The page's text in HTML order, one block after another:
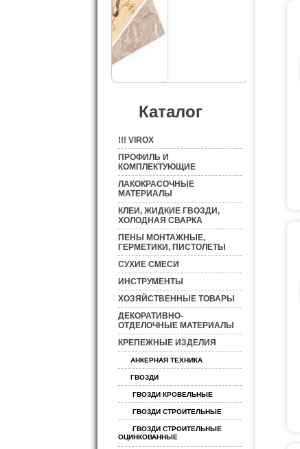
Каталог
!!! VIROX
ПРОФИЛЬ И
КОМПЛЕКТУЮЩИЕ
ЛАКОКРАСОЧНЫЕ
МАТЕРИАЛЫ
КЛЕИ, ЖИДКИЕ ГВОЗДИ,
ХОЛОДНАЯ СВАРКА
ПЕНЫ МОНТАЖНЫЕ,
ГЕРМЕТИКИ, ПИСТОЛЕТЫ
СУХИЕ СМЕСИ
ИНСТРУМЕНТЫ
ХОЗЯЙСТВЕННЫЕ ТОВАРЫ
ДЕКОРАТИВНО-
ОТДЕЛОЧНЫЕ МАТЕРИАЛЫ
КРЕПЕЖНЫЕ ИЗДЕЛИЯ
АНКЕРНАЯ ТЕХНИКА
ГВОЗДИ
ГВОЗДИ КРОВЕЛЬНЫЕ
ГВОЗДИ СТРОИТЕЛЬНЫЕ
ГВОЗДИ СТРОИТЕЛЬНЫЕ
ОЦИНКОВАННЫЕ